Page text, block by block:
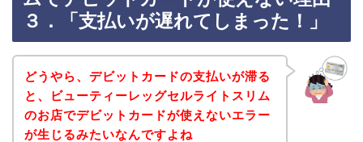
３．「支払いが遅れてしまった！」
どうやら、デビットカードの支払いが滞る
と、ビューティーレッグセルライトスリム
のお店でデビットカードが使えないエラー
が生じるみたいなんですよね